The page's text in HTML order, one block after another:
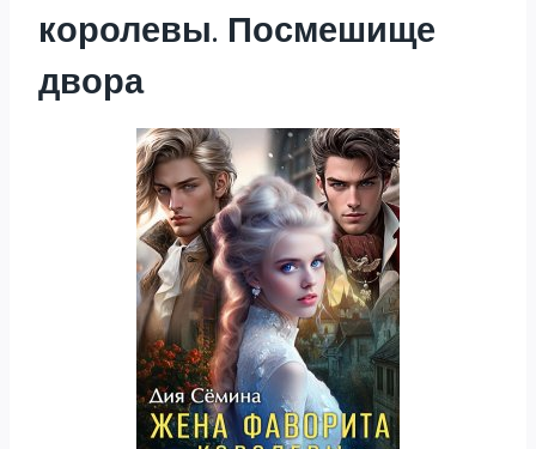
королевы. Посмешище
двора